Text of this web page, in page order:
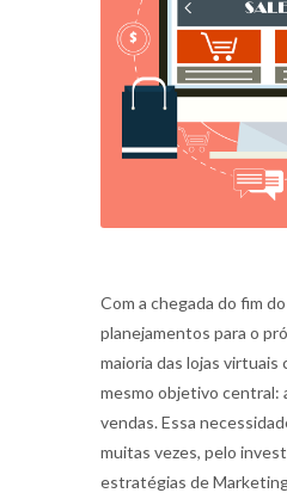
Com a chegada do fim
planejamentos para o
maioria das lojas virtuais
mesmo objetivo central:
vendas. Essa
muitas vezes, pelo
estratégias de